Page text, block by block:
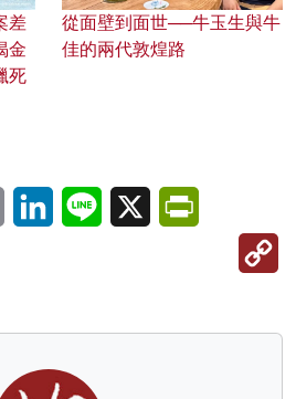
差
金
死
從面壁到面世──牛玉生與牛
佳的兩代敦煌路
Email LinkedInLine X